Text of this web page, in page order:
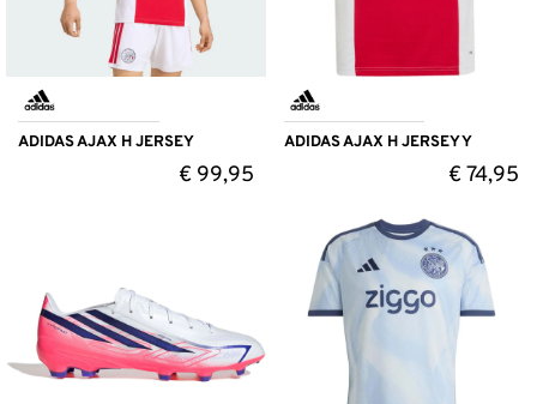
ADIDAS AJAX H JERSEY
€99,95
ADIDAS AJAX H JERSEY Y
€74,95